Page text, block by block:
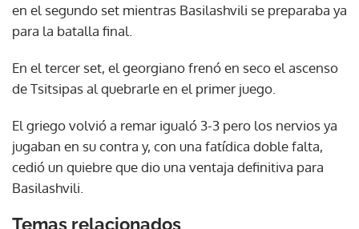
en el segundo set mientras Basilashvili se preparaba ya
para la batalla final.
En el tercer set, el georgiano frenó en seco el ascenso
de Tsitsipas al quebrarle en el primer juego.
El griego volvió a remar igualó 3-3 pero los nervios ya
jugaban en su contra y, con una fatídica doble falta,
cedió un quiebre que dio una ventaja definitiva para
Basilashvili.
Temas relacionados